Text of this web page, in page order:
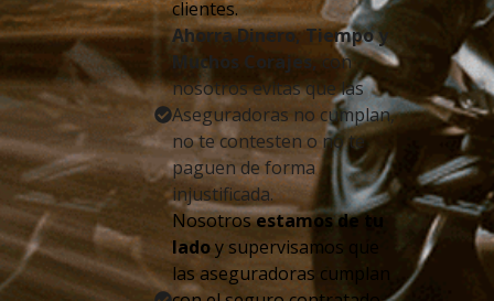
clientes.
Ahorra Dinero, Tiempo y
Muchos Corajes, con
nosotros evitas que las
Aseguradoras no cumplan,
no te contesten o no te
paguen de forma
injustificada.
Nosotrosestamos de tu
ladoy supervisamos que
las aseguradoras cumplan